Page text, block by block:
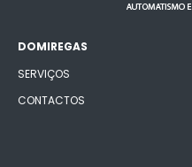
DOMIREGAS
SERVIÇOS
CONTACTOS